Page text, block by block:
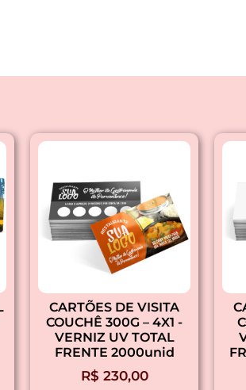
CARTÕES DE VISITA
COUCHÊ 300G – 4X1 -
VERNIZ UV TOTAL
FRENTE 2000unid
R$ 230,00